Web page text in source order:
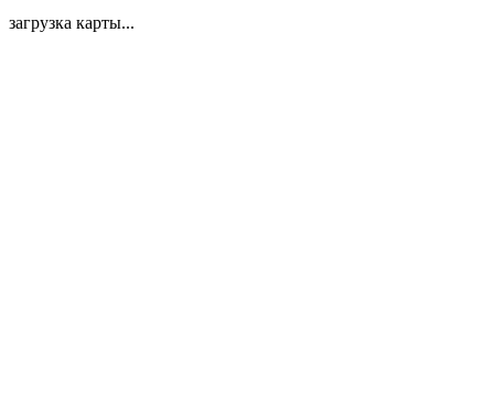
загрузка карты...